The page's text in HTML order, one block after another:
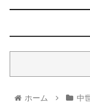
ホーム 中